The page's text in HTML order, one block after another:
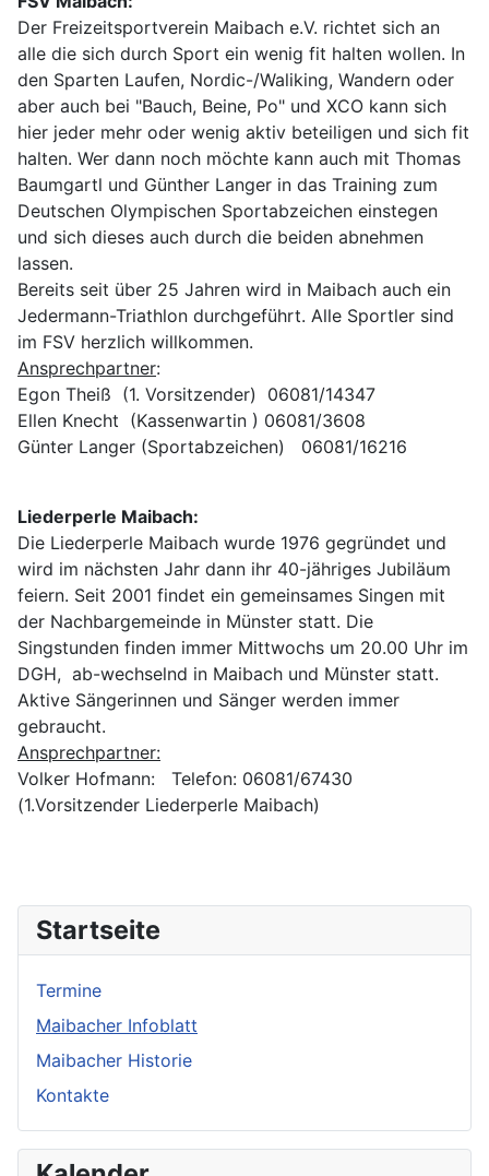
Startseite
Termine
Maibacher Infoblatt
Maibacher Historie
Kontakte
Der Freizeitsportverein Maibach e.V. richtet sich an
alle die sich durch Sport ein wenig fit halten wollen. In
den Sparten Laufen, Nordic-/Waliking, Wandern oder
aber auch bei "Bauch, Beine, Po" und XCO kann sich
hier jeder mehr oder wenig aktiv beteiligen und sich fit
halten. Wer dann noch möchte kann auch mit Thomas
Baumgartl und Günther Langer in das Training zum
Deutschen Olympischen Sportabzeichen einstegen
und sich dieses auch durch die beiden abnehmen
lassen.
Bereits seit über 25 Jahren wird in Maibach auch ein
Jedermann-Triathlon durchgeführt. Alle Sportler sind
im FSV herzlich willkommen.
Ansprechpartner:
Egon Theiß (1. Vorsitzender) 06081/14347
Ellen Knecht (Kassenwartin ) 06081/3608
Günter Langer (Sportabzeichen) 06081/16216
Liederperle Maibach:
Die Liederperle Maibach wurde 1976 gegründet und
wird im nächsten Jahr dann ihr 40-jähriges Jubiläum
feiern. Seit 2001 findet ein gemeinsames Singen mit
der Nachbargemeinde in Münster statt. Die
Singstunden finden immer Mittwochs um 20.00 Uhr im
DGH, ab-wechselnd in Maibach und Münster statt.
Aktive Sängerinnen und Sänger werden immer
gebraucht.
Ansprechpartner:
Volker Hofmann: Telefon: 06081/67430
(1.Vorsitzender Liederperle Maibach)